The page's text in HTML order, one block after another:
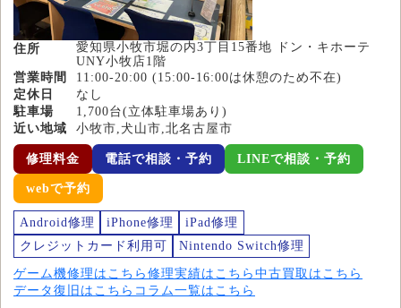
住所
愛知県小牧市堀の内3丁目15番地 ドン・キホーテ
UNY小牧店1階
営業時間
11:00-20:00 (15:00-16:00は休憩のため不在)
定休日
なし
駐車場
1,700台(立体駐車場あり)
近い地域
小牧市,犬山市,北名古屋市
修理料金 電話で相談・予約 LINEで相談・予約
webで予約
Android修理 iPhone修理
iPad修理
クレジットカード利用可
Nintendo Switch修理
ゲーム機修理はこちら 修理実績はこちら 中古買取はこちら
データ復旧はこちら コラム一覧はこちら